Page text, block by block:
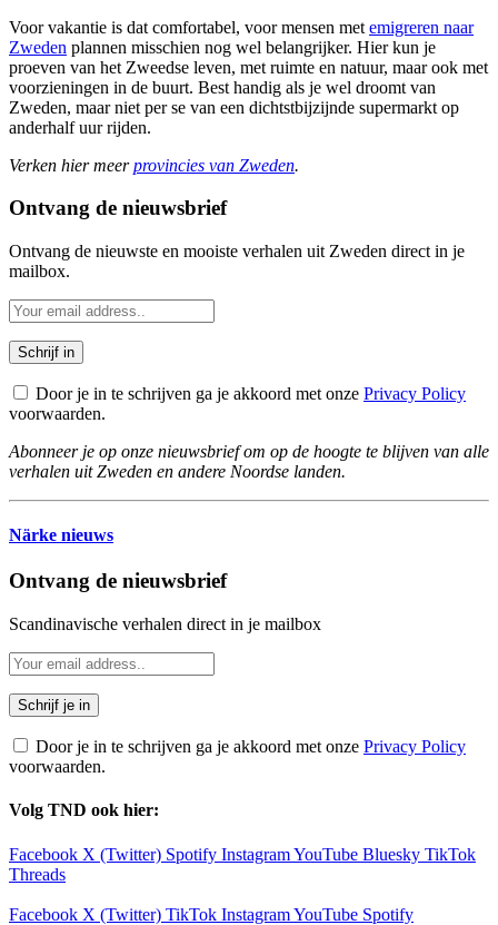
Voor vakantie is dat comfortabel, voor mensen met emigreren naar
Zweden plannen misschien nog wel belangrijker. Hier kun je
proeven van het Zweedse leven, met ruimte en natuur, maar ook met
voorzieningen in de buurt. Best handig als je wel droomt van
Zweden, maar niet per se van een dichtstbijzijnde supermarkt op
anderhalf uur rijden.
Verken hier meerprovincies van Zweden.
Ontvang de nieuwsbrief
Ontvang de nieuwste en mooiste verhalen uit Zweden direct in je
mailbox.
Door je in te schrijven ga je akkoord met onze Privacy Policy
voorwaarden.
Abonneer je op onze nieuwsbrief om op de hoogte te blijven van alle
verhalen uit Zweden en andere Noordse landen.
Närke nieuws
Ontvang de nieuwsbrief
Scandinavische verhalen direct in je mailbox
Door je in te schrijven ga je akkoord met onze Privacy Policy
voorwaarden.
Volg TND ook hier:
Facebook X (Twitter) Spotify InstagramYouTube Bluesky TikTok
Threads
Facebook X (Twitter) TikTok InstagramYouTube Spotify